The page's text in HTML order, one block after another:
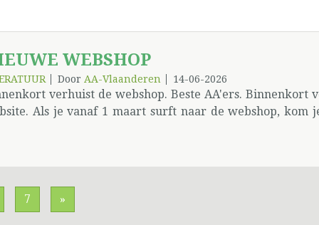
getuigenissen. We graaien wat uit de oude
Onze huistekenaar slaagt er steeds in dit boekje
ook weer een bijdrage van de loners. Ooit wordt of
is naar fysieke vergaderingen te gaan). Dus zoals
leesplezier. De redactie
WEBSHOP
Door AA-Vlaanderen 14-06-2026
verhuist de webshop. Beste AA'ers. Binnenkort
Als je vanaf 1 maart surft naar de webshop, kom
werken. Je hebt je oude gebruikersnaam nog
de nieuwe site.
7 »